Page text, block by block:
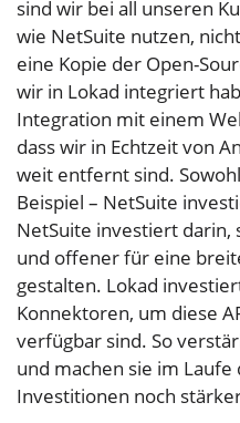
sind wir bei all unseren
wie NetSuite nutzen,
eine Kopie der Open-
wir in Lokad integriert
Integration mit einem
dass wir in Echtzeit von
weit entfernt sind.
Beispiel – NetSuite
NetSuite investiert darin,
und offener für eine
gestalten. Lokad
Konnektoren, um diese
verfügbar sind. So
und machen sie im
Investitionen noch